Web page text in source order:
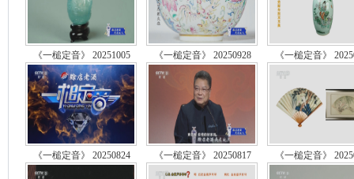
《一槌定音》 20251005 《一槌定音》 20250928 《一槌定音》
《一槌定音》 20250824 《一槌定音》 20250817 《一槌定音》